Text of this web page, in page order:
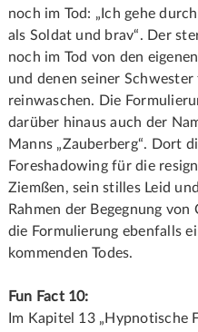
noch im Tod: „Ich gehe
als Soldat und brav“. Der
noch im Tod von den
und denen seiner
reinwaschen. Die
darüber hinaus auch der
Manns „Zauberberg“. Dort
Foreshadowing für die
Ziemßen, sein stilles Leid
Rahmen der Begegnung
die Formulierung ebenfalls
kommenden Todes.
Fun Fact 10:
Im Kapitel 13 „Hypnotische